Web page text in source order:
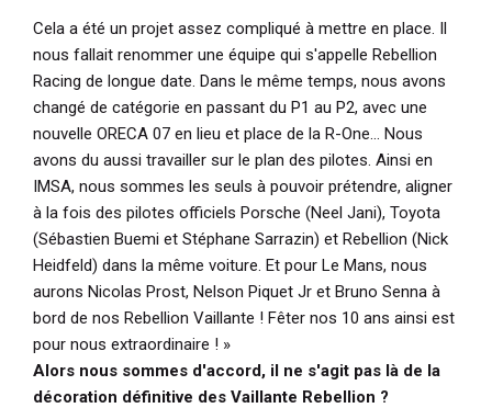
Cela a été un projet assez compliqué à mettre en place. Il
nous fallait renommer une équipe qui s'appelle Rebellion
Racing de longue date. Dans le même temps, nous avons
changé de catégorie en passant du P1 au P2, avec une
nouvelle ORECA 07 en lieu et place de la R-One… Nous
avons du aussi travailler sur le plan des pilotes. Ainsi en
IMSA, nous sommes les seuls à pouvoir prétendre, aligner
à la fois des pilotes officiels Porsche (Neel Jani), Toyota
(Sébastien Buemi et Stéphane Sarrazin) et Rebellion (Nick
Heidfeld) dans la même voiture. Et pour Le Mans, nous
aurons Nicolas Prost, Nelson Piquet Jr et Bruno Senna à
bord de nos Rebellion Vaillante ! Fêter nos 10 ans ainsi est
pour nous extraordinaire ! »
Alors nous sommes d'accord, il ne s'agit pas là de la
décoration définitive des Vaillante Rebellion ?